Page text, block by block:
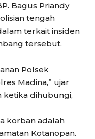
Bagus Priandy
tengah
terkait insiden
tersebut.
Polsek
Madina,” ujar
ketika dihubungi,
korban adalah
Kotanopan.